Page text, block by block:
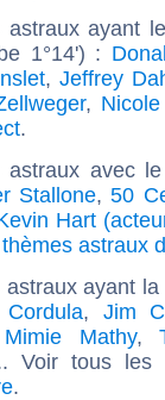
astraux ayant
1°14') :
,Jeffrey
,
.
astraux avec
Stallone,50
Hart
thèmes astraux
astraux ayant
, Jim
Mimie Mathy,
Voir tous les
.